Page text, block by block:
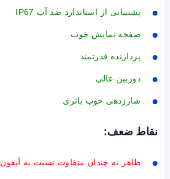
پشتیبانی از استاندارد ضد آب IP67
صفحه نمایش خوب
پردازنده قدرتمند
دوربین عالی
شارژدهی خوب باتری
نقاط ضعف:
ظاهر نه چندان متفاوت نسبت به آیفون 7